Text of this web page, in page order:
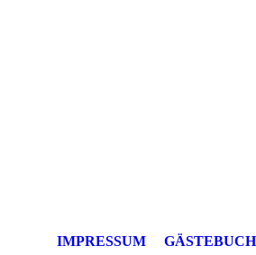
IMPRESSUM GÄSTEBUCH